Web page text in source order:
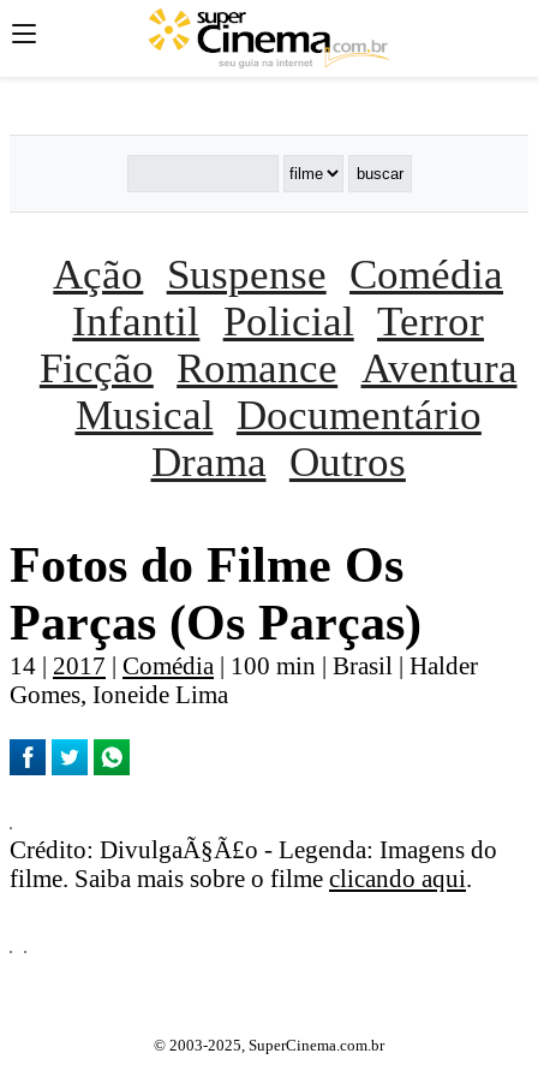
';';
Ação Suspense Comédia
Infantil
Policial Terror
Ficção Romance Aventura
Musical
Documentário
Drama Outros
Fotos do Filme Os
Parças (Os Parças)
14 | 2017 | Comédia | 100 min | Brasil | Halder
Gomes, Ioneide Lima
Crédito: DivulgaÃ§Ã£o - Legenda: Imagens do
filme. Saiba mais sobre o filme clicando aqui.
© 2003-2025, SuperCinema.com.br